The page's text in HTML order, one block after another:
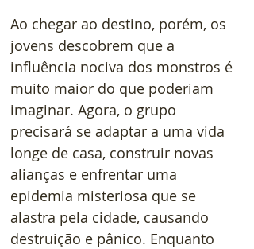
Ao chegar ao destino, porém, os
jovens descobrem que a
influência nociva dos monstros é
muito maior do que poderiam
imaginar. Agora, o grupo
precisará se adaptar a uma vida
longe de casa, construir novas
alianças e enfrentar uma
epidemia misteriosa que se
alastra pela cidade, causando
destruição e pânico. Enquanto